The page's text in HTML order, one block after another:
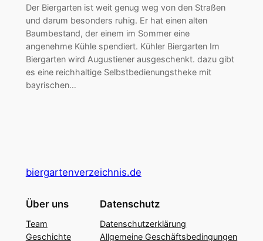
Der Biergarten ist weit genug weg von den Straßen
und darum besonders ruhig. Er hat einen alten
Baumbestand, der einem im Sommer eine
angenehme Kühle spendiert. Kühler Biergarten Im
Biergarten wird Augustiener ausgeschenkt. dazu gibt
es eine reichhaltige Selbstbedienungstheke mit
bayrischen…
biergartenverzeichnis.de
Über uns
Team
Geschichte
Datenschutz
Datenschutzerklärung
Allgemeine Geschäftsbedingungen